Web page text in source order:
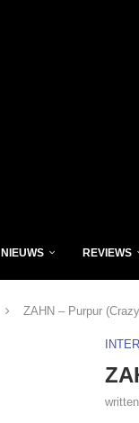
NIEUWS REVIEWS
ZAHN – Purpur